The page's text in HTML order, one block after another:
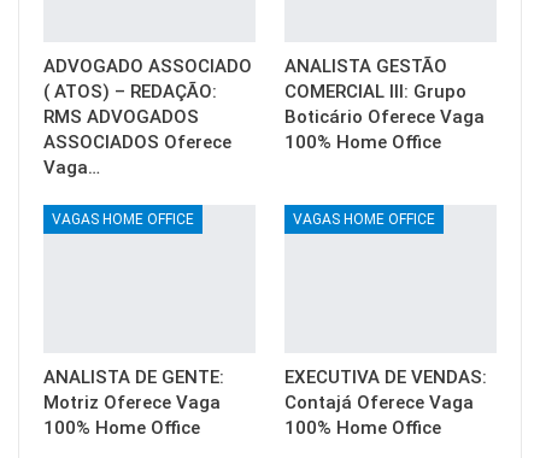
ADVOGADO ASSOCIADO
( ATOS) – REDAÇÃO:
RMS ADVOGADOS
ASSOCIADOS Oferece
Vaga…
ANALISTA GESTÃO
COMERCIAL III: Grupo
Boticário Oferece Vaga
100% Home Office
VAGAS HOME OFFICE
ANALISTA DE GENTE:
Motriz Oferece Vaga
100% Home Office
VAGAS HOME OFFICE
EXECUTIVA DE VENDAS:
Contajá Oferece Vaga
100% Home Office